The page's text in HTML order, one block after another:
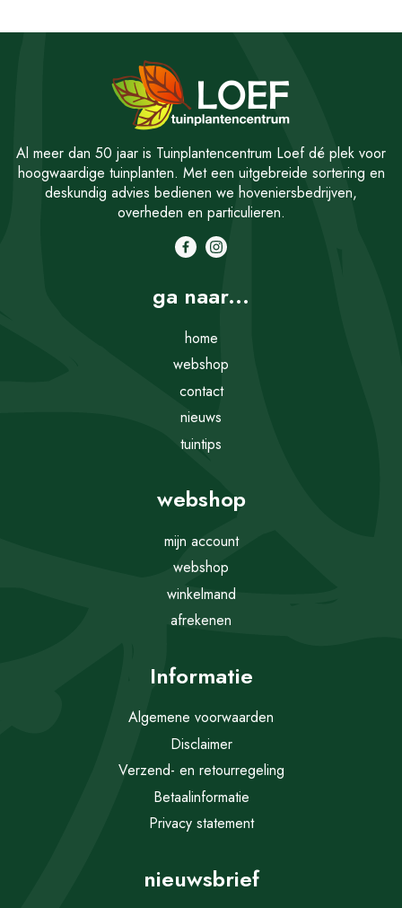
Al meer dan 50 jaar is Tuinplantencentrum Loef dé plek voor
hoogwaardige tuinplanten. Met een uitgebreide sortering en
deskundig advies bedienen we hoveniersbedrijven,
overheden en particulieren.
ga naar...
home
webshop
contact
nieuws
tuintips
webshop
mijn account
webshop
winkelmand
afrekenen
Informatie
Algemene voorwaarden
Disclaimer
Verzend- en retourregeling
Betaalinformatie
Privacy statement
nieuwsbrief